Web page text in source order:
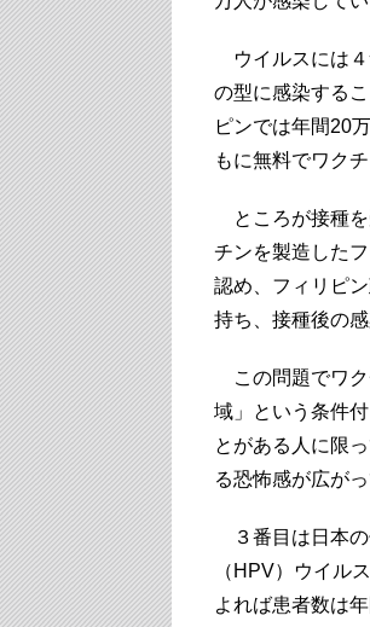
ウイルスには４
の型に感染する
ピンでは年間20
もに無料でワク
ところが接種を
チンを製造した
認め、フィリピ
持ち、接種後の
この問題でワク
域」という条件
とがある人に限
る恐怖感が広が
３番目は日本の
（HPV）ウイル
よれば患者数は